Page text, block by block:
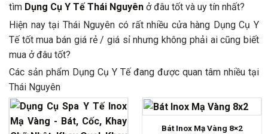
tìm Dụng Cụ Y Tế Thái Nguyên ở đâu tốt và uy tín nhất?
Hiện nay tại Thái Nguyên có rất nhiều cửa hàng Dụng Cụ Y
Tế tốt mua bán giá rẻ / giá sỉ nhưng không phải ai cũng biết
mua ở đâu tốt?
Các sản phẩm Dụng Cụ Y Tế đang được quan tâm nhiều tại
Thái Nguyên
Bát Inox Mạ Vàng 8×2